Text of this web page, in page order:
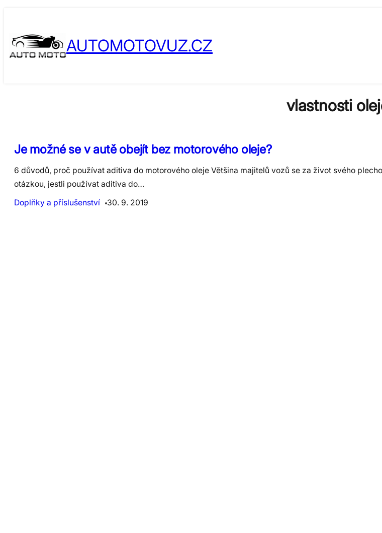
content
AUTOMOTOVUZ.CZ
vlastnosti
Je možné se v autě obejít bez motorového oleje?
6 důvodů, proč používat aditiva do motorového oleje Většina majitelů vozů se za život svého
otázkou, jestli používat aditiva do…
Doplňky a příslušenství
30. 9. 2019